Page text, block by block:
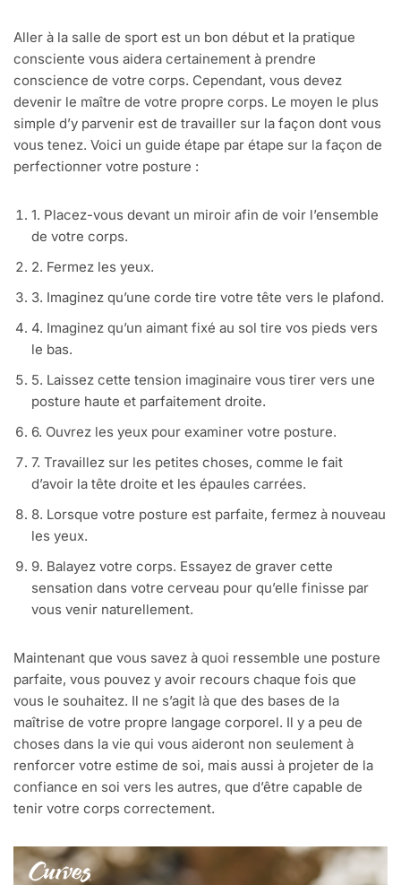
Aller à la salle de sport est un bon début et la pratique
consciente vous aidera certainement à prendre
conscience de votre corps. Cependant, vous devez
devenir le maître de votre propre corps. Le moyen le plus
simple d’y parvenir est de travailler sur la façon dont vous
vous tenez. Voici un guide étape par étape sur la façon de
perfectionner votre posture :
1. Placez-vous devant un miroir afin de voir l’ensemble
de votre corps.
2. Fermez les yeux.
3. Imaginez qu’une corde tire votre tête vers le plafond.
4. Imaginez qu’un aimant fixé au sol tire vos pieds vers
le bas.
5. Laissez cette tension imaginaire vous tirer vers une
posture haute et parfaitement droite.
6. Ouvrez les yeux pour examiner votre posture.
7. Travaillez sur les petites choses, comme le fait
d’avoir la tête droite et les épaules carrées.
8. Lorsque votre posture est parfaite, fermez à nouveau
les yeux.
9. Balayez votre corps. Essayez de graver cette
sensation dans votre cerveau pour qu’elle finisse par
vous venir naturellement.
Maintenant que vous savez à quoi ressemble une posture
parfaite, vous pouvez y avoir recours chaque fois que
vous le souhaitez. Il ne s’agit là que des bases de la
maîtrise de votre propre langage corporel. Il y a peu de
choses dans la vie qui vous aideront non seulement à
renforcer votre estime de soi, mais aussi à projeter de la
confiance en soi vers les autres, que d’être capable de
tenir votre corps correctement.